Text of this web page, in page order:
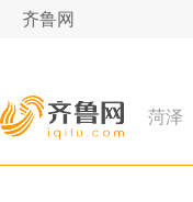
齐鲁网
菏泽